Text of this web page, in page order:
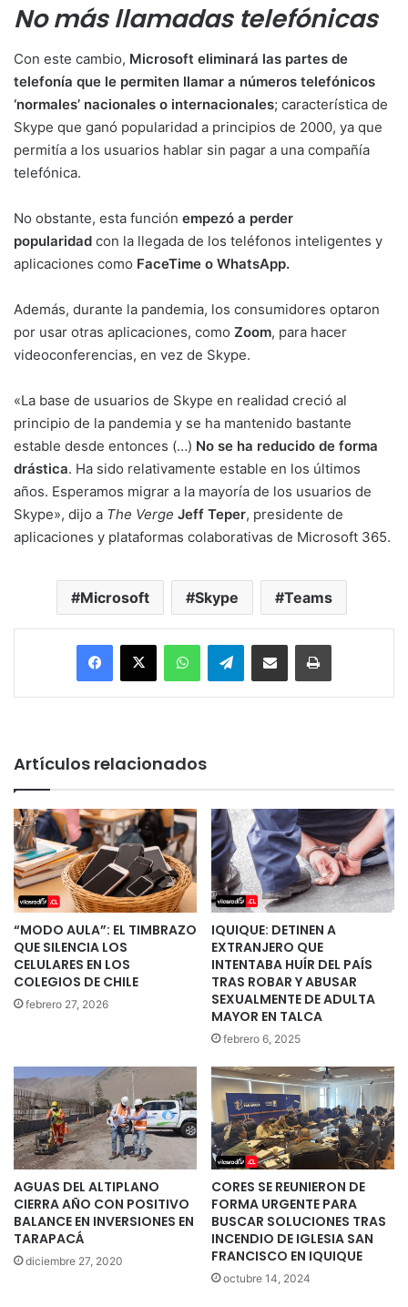
No más llamadas telefónicas
Con este cambio, Microsoft eliminará las partes de
telefonía que le permiten llamar a números telefónicos
‘normales’ nacionales o internacionales; característica de
Skype que ganó popularidad a principios de 2000, ya que
permitía a los usuarios hablar sin pagar a una compañía
telefónica.
No obstante, esta función empezó a perder
popularidad con la llegada de los teléfonos inteligentes y
aplicaciones como FaceTime o WhatsApp.
Además, durante la pandemia, los consumidores optaron
por usar otras aplicaciones, como Zoom, para hacer
videoconferencias, en vez de Skype.
«La base de usuarios de Skype en realidad creció al
principio de la pandemia y se ha mantenido bastante
estable desde entonces (…) No se ha reducido de forma
drástica. Ha sido relativamente estable en los últimos
años. Esperamos migrar a la mayoría de los usuarios de
Skype», dijo a The Verge Jeff Teper, presidente de
aplicaciones y plataformas colaborativas de Microsoft 365.
Microsoft Skype Teams
Facebook
X WhatsAppTelegramEnviar vía email Imprimir
Artículos relacionados
“MODO AULA”: EL TIMBRAZO
QUE SILENCIA LOS
CELULARES EN LOS
COLEGIOS DE CHILE
febrero 27, 2026
IQUIQUE: DETINEN A
EXTRANJERO QUE
INTENTABA HUÍR DEL PAÍS
TRAS ROBAR Y ABUSAR
SEXUALMENTE DE ADULTA
MAYOR EN TALCA
febrero 6, 2025
AGUAS DEL ALTIPLANO
CIERRA AÑO CON POSITIVO
BALANCE EN INVERSIONES EN
TARAPACÁ
diciembre 27, 2020
CORES SE REUNIERON DE
FORMA URGENTE PARA
BUSCAR SOLUCIONES TRAS
INCENDIO DE IGLESIA SAN
FRANCISCO EN IQUIQUE
octubre 14, 2024